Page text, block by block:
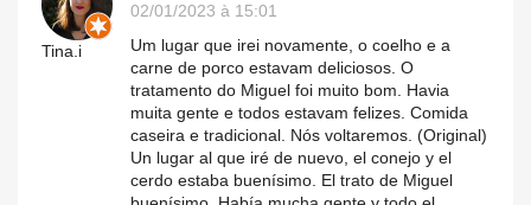
Tina.i
02/01/2023 à 15:01
Um lugar que irei novamente, o coelho e a
carne de porco estavam deliciosos. O
tratamento do Miguel foi muito bom. Havia
muita gente e todos estavam felizes. Comida
caseira e tradicional. Nós voltaremos. (Original)
Un lugar al que iré de nuevo, el conejo y el
cerdo estaba buenísimo. El trato de Miguel